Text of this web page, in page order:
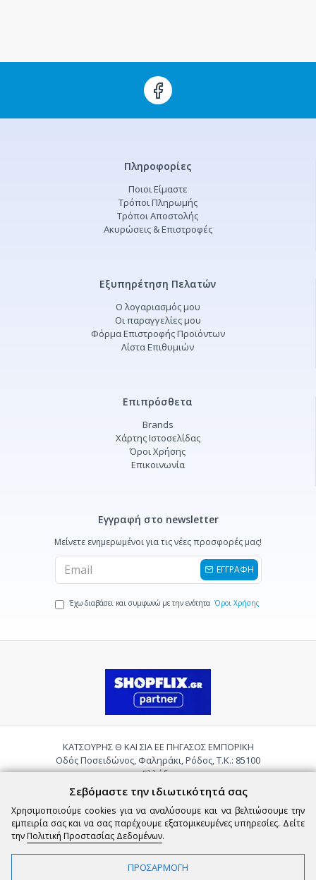
Πληροφορίες
Ποιοι Είμαστε
Τρόποι Πληρωμής
Τρόποι Αποστολής
Ακυρώσεις & Επιστροφές
Εξυπηρέτηση Πελατών
Ο λογαριασμός μου
Οι παραγγελίες μου
Φόρμα Επιστροφής Προϊόντων
Λίστα Επιθυμιών
Επιπρόσθετα
Brands
Χάρτης Ιστοσελίδας
Όροι Χρήσης
Επικοινωνία
Εγγραφή στο newsletter
Μείνετε ενημερωμένοι για τις νέες προσφορές μας!
ΕΓΓΡΑΦΗ
Έχω διαβάσει και συμφωνώ με την ενότητα Όροι Χρήσης
ΚΑΤΣΟΥΡΗΣ Θ ΚΑΙ ΣΙΑ ΕΕ ΠΗΓΑΣΟΣ ΕΜΠΟΡΙΚΗ
Οδός Ποσειδώνος, Φαληράκι, Ρόδος, Τ.Κ.: 85100
Ελλάδα
Τηλ.:2241085059
Email:
pigasosemporiki@gmail.com
Σεβόμαστε την ιδιωτικότητά σας
Χρησιμοποιούμε cookies για να αναλύσουμε και να βελτιώσουμε την
εμπειρία σας και να σας παρέχουμε εξατομικευμένες υπηρεσίες. Δείτε
την Πολιτική Προστασίας Δεδομένων.
ΠΡΟΣΑΡΜΟΓΗ